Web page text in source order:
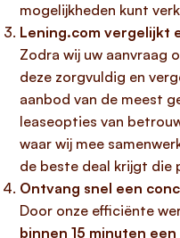
mogelijkheden kunt
Lening.com vergelijkt
Zodra wij uw aanvraag
deze zorgvuldig en
aanbod van de meest
leaseopties van
waar wij mee
de beste deal krijgt die
Ontvang snel een
Door onze efficiënte
binnen 15 minuten